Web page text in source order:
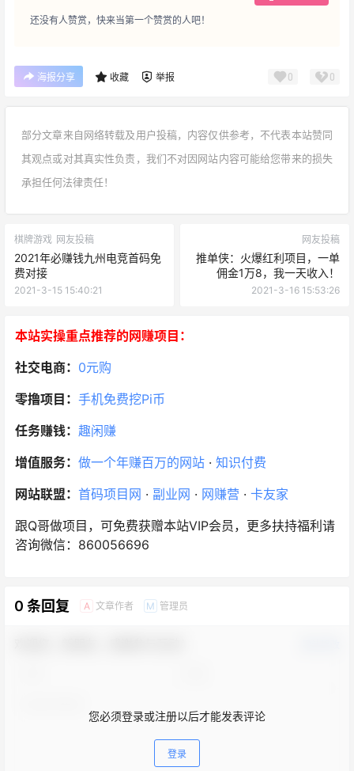
还没有人赞赏，快来当第一个赞赏的人吧！
海报分享 收藏 举报 0 0
部分文章来自网络转载及用户投稿，内容仅供参考，不代表本站赞同
其观点或对其真实性负责，我们不对因网站内容可能给您带来的损失
承担任何法律责任！
棋牌游戏 网友投稿
2021年必赚钱九州电竞首码免
费对接
2021-3-15 15:40:21
网友投稿
推单侠：火爆红利项目，一单
佣金1万8，我一天收入！
2021-3-16 15:53:26
本站实操重点推荐的网赚项目：
社交电商： 0元购
零撸项目： 手机免费挖Pi币
任务赚钱： 趣闲赚
增值服务： 做一个年赚百万的网站 · 知识付费
网站联盟： 首码项目网 · 副业网 · 网赚营 · 卡友家
跟Q哥做项目，可免费获赠本站VIP会员，更多扶持福利请
咨询微信：860056696
0 条回复 A 文章作者 M 管理员
您必须登录或注册以后才能发表评论
登录